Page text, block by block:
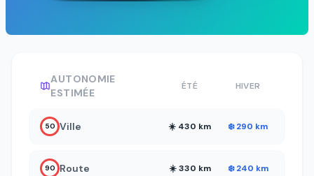
AUTONOMIE
ESTIMÉE
ÉTÉ HIVER
50 Ville ☀️ 430 km ❄️ 290 km
90 Route ☀️ 330 km ❄️ 240 km